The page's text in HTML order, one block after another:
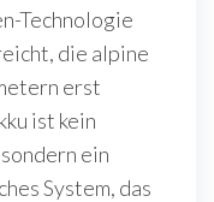
Technologie
die alpine
erst
ist kein
ein
System, das